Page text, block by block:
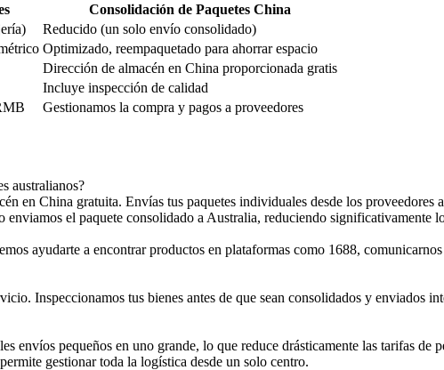
Consolidación de Paquetes China
Reducido (un solo envío consolidado)
Optimizado, reempaquetado para ahorrar espacio
Dirección de almacén en China proporcionada gratis
Incluye inspección de calidad
Gestionamos la compra y pagos a proveedores
australianos?
en China gratuita. Envías tus paquetes individuales desde los
el paquete consolidado a Australia, reduciendo significativamente
ayudarte a encontrar productos en plataformas como 1688,
Inspeccionamos tus bienes antes de que sean consolidados y enviados
envíos pequeños en uno grande, lo que reduce drásticamente las tarifas
gestionar toda la logística desde un solo centro.